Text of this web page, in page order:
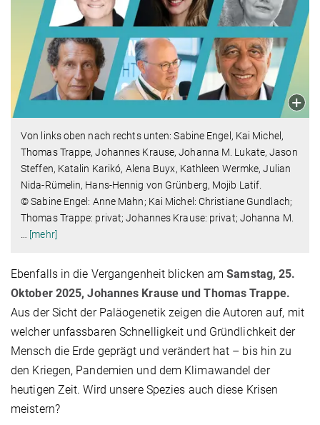
Von links oben nach rechts unten: Sabine Engel, Kai Michel,
Thomas Trappe, Johannes Krause, Johanna M. Lukate, Jason
Steffen, Katalin Karikó, Alena Buyx, Kathleen Wermke, Julian
Nida-Rümelin, Hans-Hennig von Grünberg, Mojib Latif.
© Sabine Engel: Anne Mahn; Kai Michel: Christiane Gundlach;
Thomas Trappe: privat; Johannes Krause: privat; Johanna M.
[mehr]
Ebenfalls in die Vergangenheit blicken amSamstag, 25.
Oktober 2025, Johannes Krause und Thomas Trappe.
Aus der Sicht der Paläogenetik zeigen die Autoren auf, mit
welcher unfassbaren Schnelligkeit und Gründlichkeit der
Mensch die Erde geprägt und verändert hat – bis hin zu
den Kriegen, Pandemien und dem Klimawandel der
heutigen Zeit. Wird unsere Spezies auch diese Krisen
meistern?